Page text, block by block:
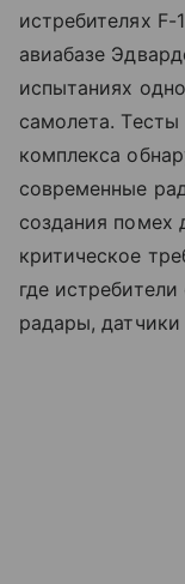
истребителях
авиабазе
испытаниях
самолета.
комплекса
современные
создания
критическое
где
радары,